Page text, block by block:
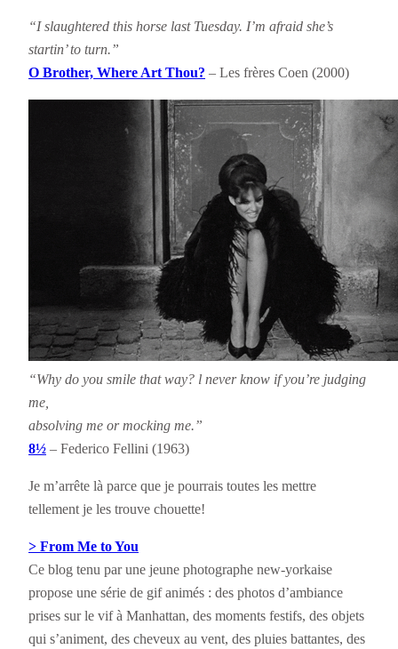
“I slaughtered this horse last Tuesday. I’m afraid she’s
startin’ to turn.”
O Brother, Where Art Thou? – Les frères Coen (2000)
“Why do you smile that way? l never know if you’re judging
me,
absolving me or mocking me.”
8½ – Federico Fellini (1963)
Je m’arrête là parce que je pourrais toutes les mettre
tellement je les trouve chouette!
> From Me to You
Ce blog tenu par une jeune photographe new-yorkaise
propose une série de gif animés : des photos d’ambiance
prises sur le vif à Manhattan, des moments festifs, des objets
qui s’animent, des cheveux au vent, des pluies battantes, des